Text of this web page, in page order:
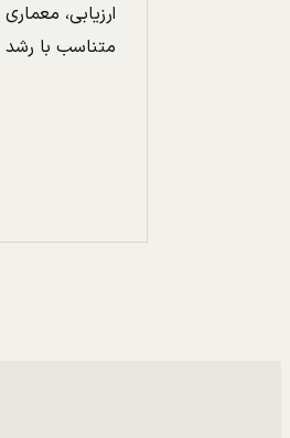
ارزیابی،
متناسب با رشد